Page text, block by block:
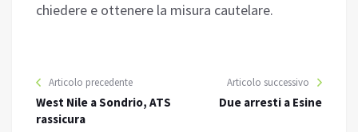
chiedere e ottenere la misura cautelare.
Articolo precedente
West Nile a Sondrio, ATS
rassicura
Articolo successivo
Due arresti a Esine